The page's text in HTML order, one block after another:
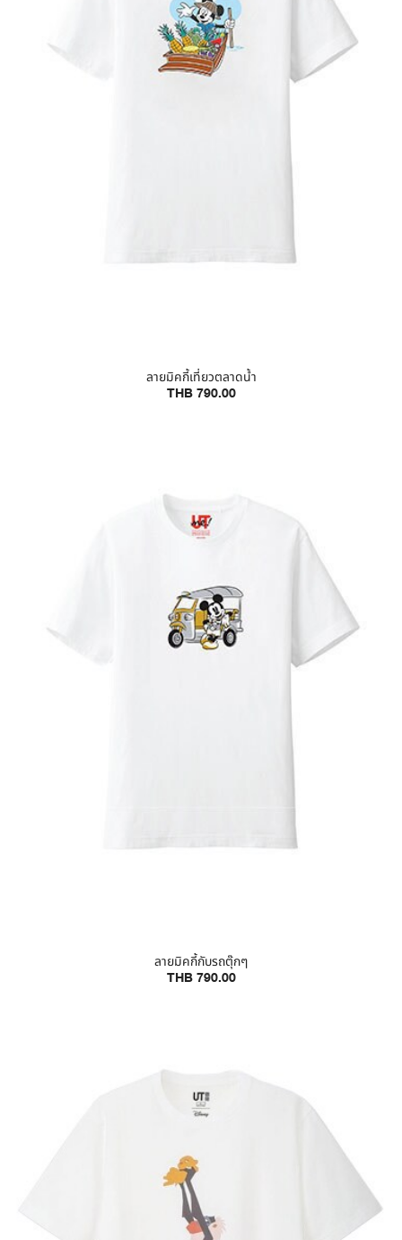
ลายมิคกี้เที่ยวตลาดน้ำ
THB 790.00
ลายมิคกี้กับรถตุ๊กๆ
THB 790.00